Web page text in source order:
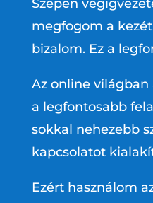
Szépen
megfogom a
bizalom. Ez a
Az online
a legfontosabb
sokkal nehezebb
kapcsolatot
Ezért használom